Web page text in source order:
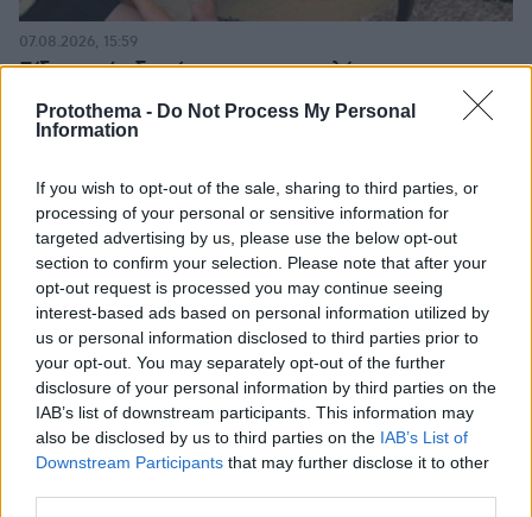
Protothema - Do Not Process My Personal
Information
If you wish to opt-out of the sale, sharing to third parties, or
processing of your personal or sensitive information for
targeted advertising by us, please use the below opt-out
section to confirm your selection. Please note that after your
opt-out request is processed you may continue seeing
interest-based ads based on personal information utilized by
us or personal information disclosed to third parties prior to
your opt-out. You may separately opt-out of the further
disclosure of your personal information by third parties on the
IAB’s list of downstream participants. This information may
also be disclosed by us to third parties on the IAB’s List of
Downstream Participants that may further disclose it to other
Είδος υπό εξαφάνιση οι υπερπολύτεκνοι στην
Ελλάδα που γερνάει: Τα... δύο ταψιά μεσημεριανό,
τα επιδόματα, η καθημερινότητά τους
07.08.2026, 15:59